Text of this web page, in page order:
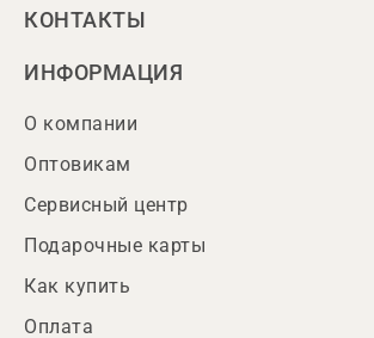
КОНТАКТЫ
ИНФОРМАЦИЯ
О компании
Оптовикам
Сервисный центр
Подарочные карты
Как купить
Оплата